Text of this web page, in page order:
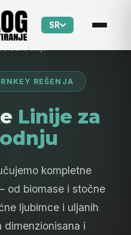
SR
REŠENJA
Linije za
kompletne
od biomase i stočne
ljubimce i uljanih
dimenzionisana i